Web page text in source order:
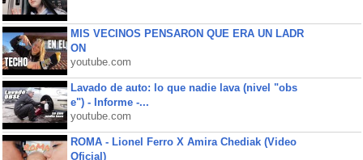
MIS VECINOS PENSARON QUE ERA UN LADR
ON
youtube.com
Lavado de auto: lo que nadie lava (nivel "obs
e") - Informe -...
youtube.com
ROMA - Lionel Ferro X Amira Chediak (Video
Oficial)